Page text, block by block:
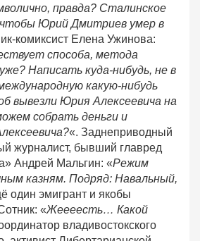
правда? Сталинское
Юрий Дмитриев умер в
комиксист Елена Ужинова:
способа, метода
Написать куда-нибудь, не в
какую-нибудь
вывезли Юрия Алексеевича на
собрать деньги и
«. Заднеприводный
журналист, бывший главред
Андрей Мальгин: «Режим
казням. Подряд: Навальный,
один эмигрант и якобы
«Жеееесть… Какой
владивостокского